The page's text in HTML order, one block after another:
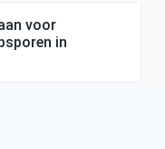
voor
in